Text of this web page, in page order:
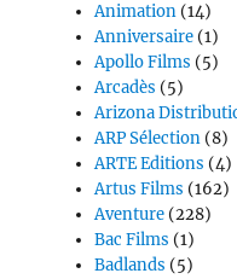
Animation (14)
Anniversaire (1)
Apollo Films (5)
Arcadès (5)
Arizona
ARP Sélection (8)
ARTE Editions (4)
Artus Films (162)
Aventure (228)
Bac Films (1)
Badlands (5)